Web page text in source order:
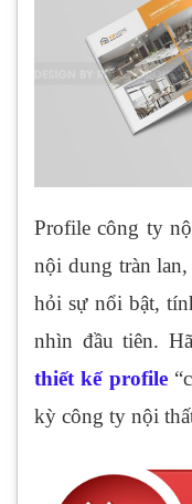
Profile công ty
nội dung tràn
hỏi sự nổi bật,
nhìn đầu tiên.
thiết kế profile
kỳ công ty nội